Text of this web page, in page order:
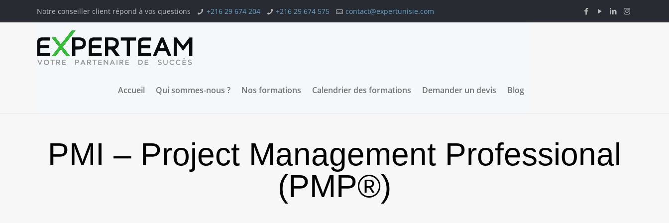
Notre conseiller client répond à vos questions +216 29 674 204 +216 29 674 575 contact@expertunisie.com
Accueil Qui sommes-nous ? Nos formations Calendrier des formations Demander un devis Blog
PMI – Project Management Professional
(PMP®)